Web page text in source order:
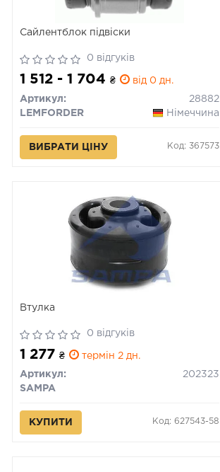
Сайлентблок підвіски
0 відгуків
1 512 - 1 704 ₴ від 0 дн.
Артикул:
28882
LEMFORDER
Німеччина
ВИБРАТИ ЦІНУ Код: 367573
Втулка
0 відгуків
1 277 ₴ термін 2 дн.
Артикул:
202323
SAMPA
КУПИТИ Код: 627543-58